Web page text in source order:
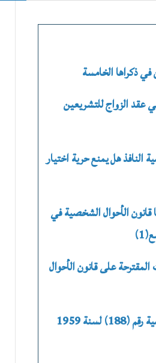
ذكراها الخامسة
عقد الزواج للتشريعين
النافذ هل يمنع حرية اختيار
قانون الأحوال الشخصية في
المقترحة على قانون الأحوال
قانون الأحوال الشخصية رقم (188) لسنة 1959